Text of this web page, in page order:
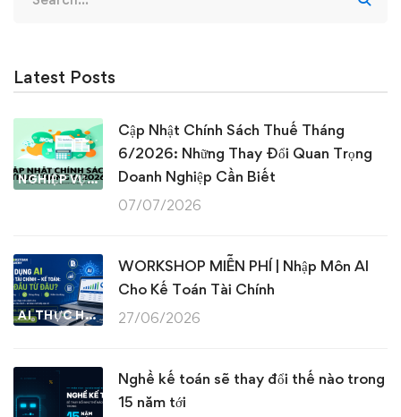
for:
Latest Posts
NGHIỆP VỤ KẾ TOÁN & THUẾ
Cập Nhật Chính Sách Thuế Tháng
6/2026: Những Thay Đổi Quan Trọng
Doanh Nghiệp Cần Biết
07/07/2026
AI THỰC HÀNH
WORKSHOP MIỄN PHÍ | Nhập Môn AI
Cho Kế Toán Tài Chính
27/06/2026
Nghề kế toán sẽ thay đổi thế nào trong
15 năm tới